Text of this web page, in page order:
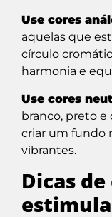
Use cores
aquelas que
círculo
harmonia e
Use cores
branco, preto e
criar um fundo
vibrantes.
Dicas